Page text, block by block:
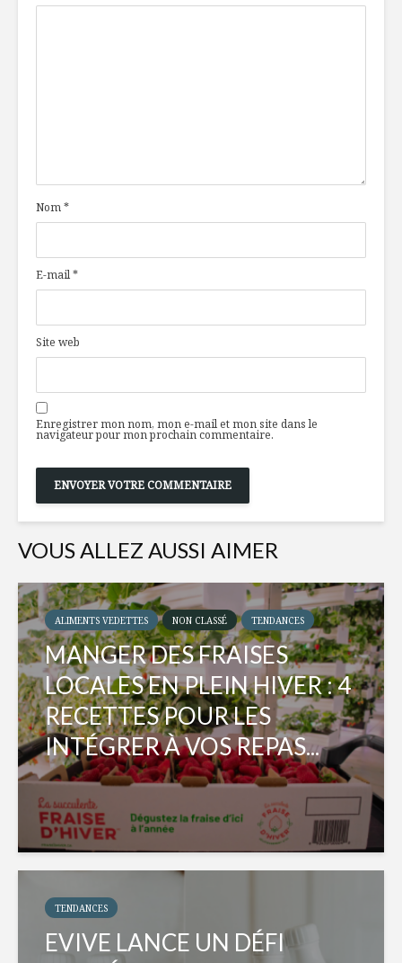
Nom*
E-mail*
Site web
Enregistrer mon nom, mon e-mail et mon site dans le
navigateur pour mon prochain commentaire.
VOUS ALLEZ AUSSI AIMER
ALIMENTS VEDETTES NON CLASSÉ TENDANCES
MANGER DES FRAISES
LOCALES EN PLEIN HIVER : 4
RECETTES POUR LES
INTÉGRER À VOS REPAS...
TENDANCES
EVIVE LANCE UN DÉFI